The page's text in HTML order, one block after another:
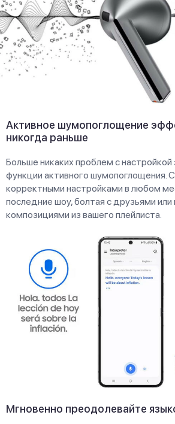
Активное шумопоглощение
никогда раньше
Больше никаких проблем с настройкой
функции активного шумопоглощения.
корректными настройками в любом
последние шоу, болтая с друзьями
композициями из вашего плейлиста.
Мгновенно преодолевайте